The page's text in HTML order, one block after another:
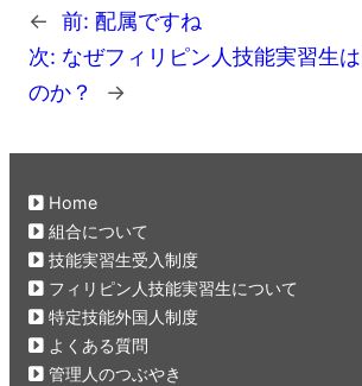
← 前: 配属ですね
次: なぜフィリピン人技能実習生
のか？
→
Home
組合について
技能実習生受入制度
フィリピン人技能実習生について
特定技能外国人制度
よくある質問
管理人のつぶやき